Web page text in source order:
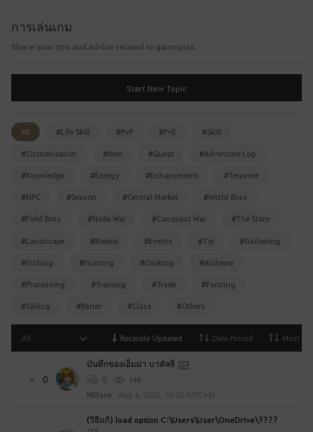
e
l
o
g
n
g
i
.
W
o
l
y
o
u
l
k
e
การเล่นเกม
Share your tips and advice related to gameplay.
Start New Topic
All #Life Skill #PvP #PvE #Skill
#Customization #Item #Quest #Adventure Log
#Knowledge #Energy #Enhancement #Treasure
#NPC #Season #Central Market #World Boss
#Field Boss #Node War #Conquest War #The Story
#Landscape #Rookie #Events #Tip #Gathering
#Fishing #Hunting #Cooking #Alchemy
#Processing #Training #Trade #Farming
#Sailing #Barter #Class #Others
Recently Updated Date Posted Most
All
0
บันทึกของเอ็มม่า บาทัลลี่
0
146
MiIlane
Aug 6, 2026, 10:28 (UTC+8)
(วิธีแก้) load option C:\Users\User\OneDrive\????